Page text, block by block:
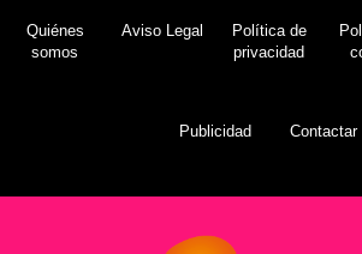
Quiénes
somos
Aviso Legal
Política de
privacidad
Publicidad Contactar